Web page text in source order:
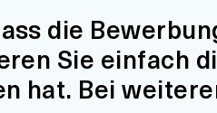
die
Sie einfach
hat. Bei